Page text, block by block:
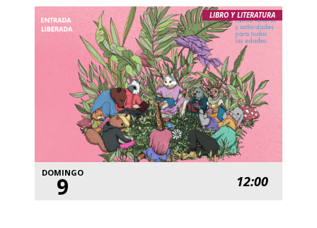
LIBRO Y LITERATURA
DOMINGO
9 12:00